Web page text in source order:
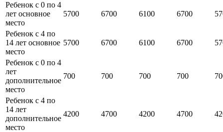
Ребенок с 0 по 4
лет основное
место
5700 6700 6100 6700
Ребенок с 4 по
14 лет основное
место
5700 6700 6100 6700
Ребенок с 0 по 4
лет
дополнительное
место
700 700 700 700
Ребенок с 4 по
14 лет
дополнительное
место
4200 4700 4200 4700